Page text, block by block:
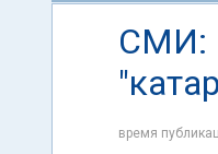
СМИ:
время